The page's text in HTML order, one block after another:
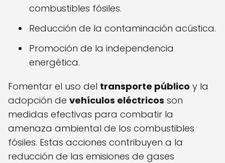
combustibles fósiles.
Reducción de la contaminación acústica.
Promoción de la independencia
energética.
Fomentar el uso del transporte público y la
adopción de vehículos eléctricos son
medidas efectivas para combatir la
amenaza ambiental de los combustibles
fósiles. Estas acciones contribuyen a la
reducción de las emisiones de gases